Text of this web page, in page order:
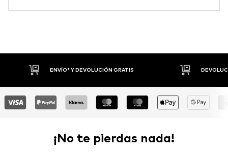
ENVÍO* Y DEVOLUCIÓN GRATIS
¡No te pierdas nada!